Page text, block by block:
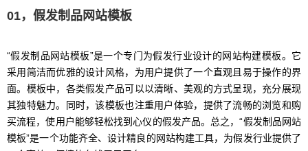
01，假发制品网站模板
“假发制品网站模板”是一个专门为假发行业设计的网站构建模板。它
采用简洁而优雅的设计风格，为用户提供了一个直观且易于操作的界
面。模板中，各类假发产品可以以清晰、美观的方式呈现，充分展现
其独特魅力。同时，该模板也注重用户体验，提供了流畅的浏览和购
买流程，使用户能够轻松找到心仪的假发产品。总之，“假发制品网站
模板”是一个功能齐全、设计精良的网站构建工具，为假发行业提供了